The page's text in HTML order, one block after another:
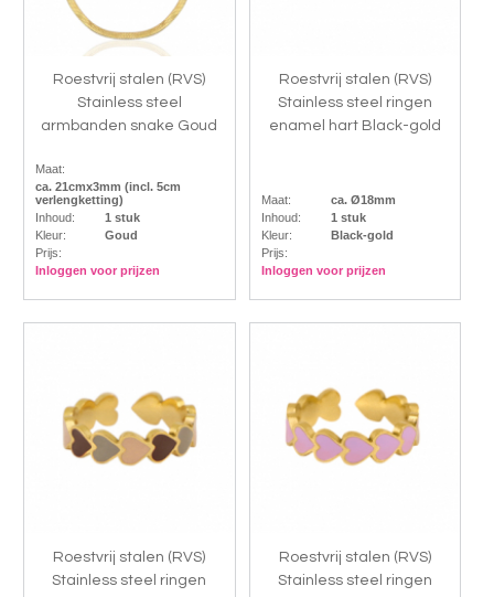
Roestvrij stalen (RVS)
Stainless steel
armbanden snake Goud
Maat:
ca. 21cmx3mm (incl. 5cm
verlengketting)
Inhoud:
1 stuk
Kleur:
Goud
Prijs:
Inloggen voor prijzen
Roestvrij stalen (RVS)
Stainless steel ringen
enamel hart Black-gold
Maat:
ca. Ø18mm
Inhoud:
1 stuk
Kleur:
Black-gold
Prijs:
Inloggen voor prijzen
Roestvrij stalen (RVS)
Stainless steel ringen
Roestvrij stalen (RVS)
Stainless steel ringen